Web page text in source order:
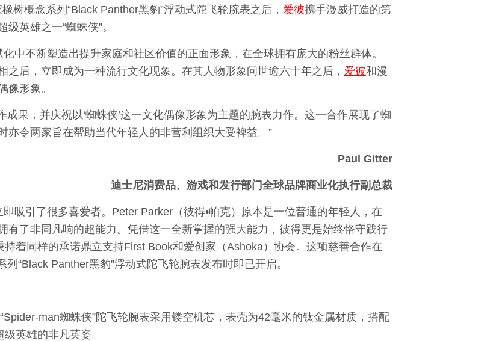
树概念系列“Black Panther黑豹”浮动式陀飞轮腕表之后， 爱彼携手漫威打造的第
英雄之一“蜘蛛侠”。
中不断塑造出提升家庭和社区价值的正面形象，在全球拥有庞大的粉丝群体。
后，立即成为一种流行文化现象。在其人物形象问世逾六十年之后， 爱彼和漫
像形象。
成果，并庆祝以‘蜘蛛侠’这一文化偶像形象为主题的腕表力作。这一合作展现了蜘
亦令两家旨在帮助当代年轻人的非营利组织大受裨益。”
Paul Gitter
迪士尼消费品、游戏和发行部门全球品牌商业化执行副总裁
吸引了很多喜爱者。Peter Parker（彼得•帕克）原本是一位普通的年轻人，在
有了非同凡响的超能力。凭借这一全新掌握的强大能力，彼得更是始终恪守践行
持着同样的承诺鼎立支持First Book和爱创家（Ashoka）协会。这项慈善合作在
“Black Panther黑豹”浮动式陀飞轮腕表发布时即已开启。
man蜘蛛侠”陀飞轮腕表采用镂空机芯，表壳为42毫米的钛金属材质，搭配
英雄的非凡英姿。